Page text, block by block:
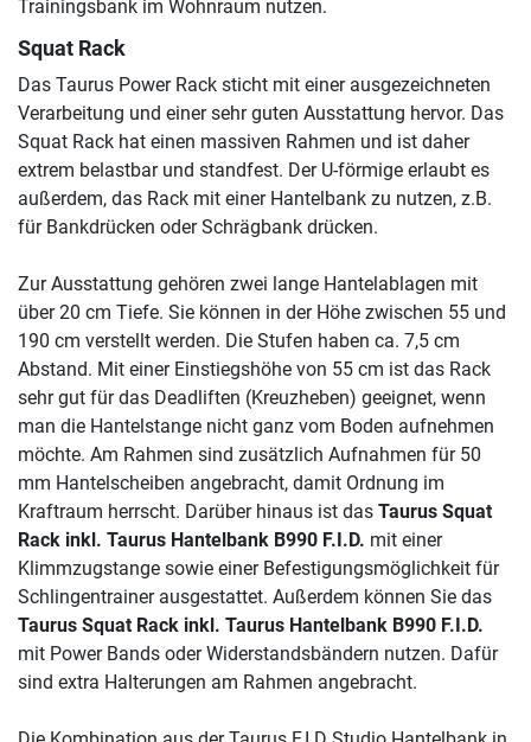
Trainingsbank im Wohnraum nutzen.
Squat Rack
Das Taurus Power Rack sticht mit einer ausgezeichneten
Verarbeitung und einer sehr guten Ausstattung hervor. Das
Squat Rack hat einen massiven Rahmen und ist daher
extrem belastbar und standfest. Der U-förmige erlaubt es
außerdem, das Rack mit einer Hantelbank zu nutzen, z.B.
für Bankdrücken oder Schrägbank drücken.
Zur Ausstattung gehören zwei lange Hantelablagen mit
über 20 cm Tiefe. Sie können in der Höhe zwischen 55 und
190 cm verstellt werden. Die Stufen haben ca. 7,5 cm
Abstand. Mit einer Einstiegshöhe von 55 cm ist das Rack
sehr gut für das Deadliften (Kreuzheben) geeignet, wenn
man die Hantelstange nicht ganz vom Boden aufnehmen
möchte. Am Rahmen sind zusätzlich Aufnahmen für 50
mm Hantelscheiben angebracht, damit Ordnung im
Kraftraum herrscht. Darüber hinaus ist das Taurus Squat
Rack inkl. Taurus Hantelbank B990 F.I.D. mit einer
Klimmzugstange sowie einer Befestigungsmöglichkeit für
Schlingentrainer ausgestattet. Außerdem können Sie das
Taurus Squat Rack inkl. Taurus Hantelbank B990 F.I.D.
mit Power Bands oder Widerstandsbändern nutzen. Dafür
sind extra Halterungen am Rahmen angebracht.